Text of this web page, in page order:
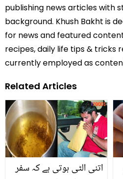
publishing news articles with
background. Khush Bakht is
for news and featured
recipes, daily life tips & tricks
currently employed as
Related Articles
اتنی الٹی ہوتی ہے کہ سفر